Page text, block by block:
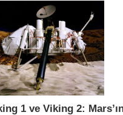
1 ve Viking 2: